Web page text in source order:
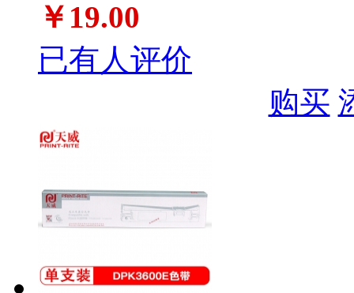
￥19.00
已有人评价
购买